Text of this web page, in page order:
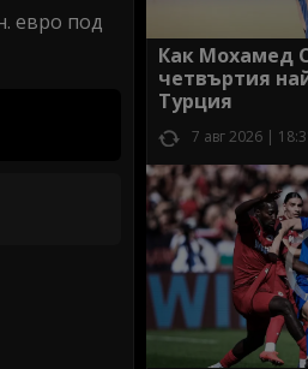
евро под
Как Мохамед
четвъртия
Турция
7 авг 2026 |